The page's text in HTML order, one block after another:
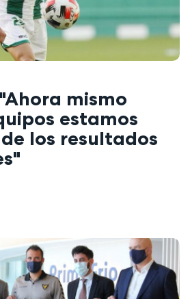
mismo
estamos
los resultados